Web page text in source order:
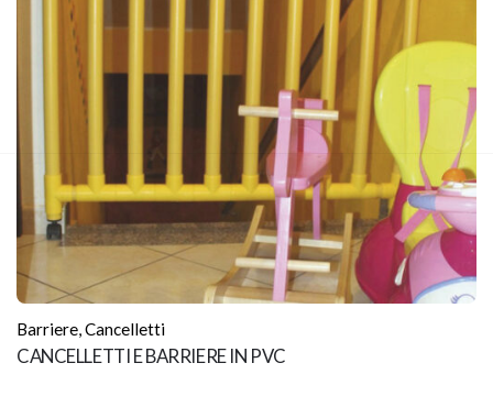
Barriere,Cancelletti
CANCELLETTI E BARRIERE IN PVC